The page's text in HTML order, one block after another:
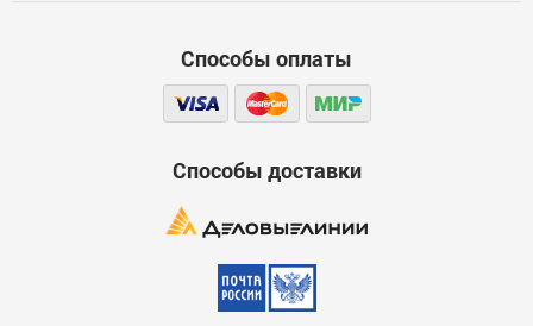
Способы оплаты
Способы доставки